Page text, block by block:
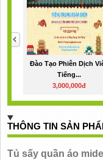
Đào Tạo Phiên Dịch
Tiếng...
3,000,000đ
THÔNG TIN SẢN
Tủ sấy quần áo